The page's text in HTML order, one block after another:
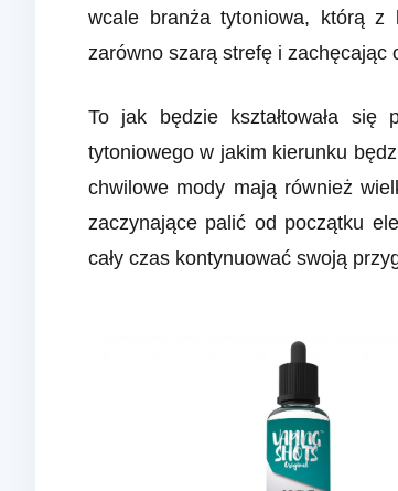
wcale branża tytoniowa, którą z
zarówno szarą strefę i zachęcając
To jak będzie kształtowała
tytoniowego w jakim kierunku
chwilowe mody mają również
zaczynające palić od początku
cały czas kontynuować swoją